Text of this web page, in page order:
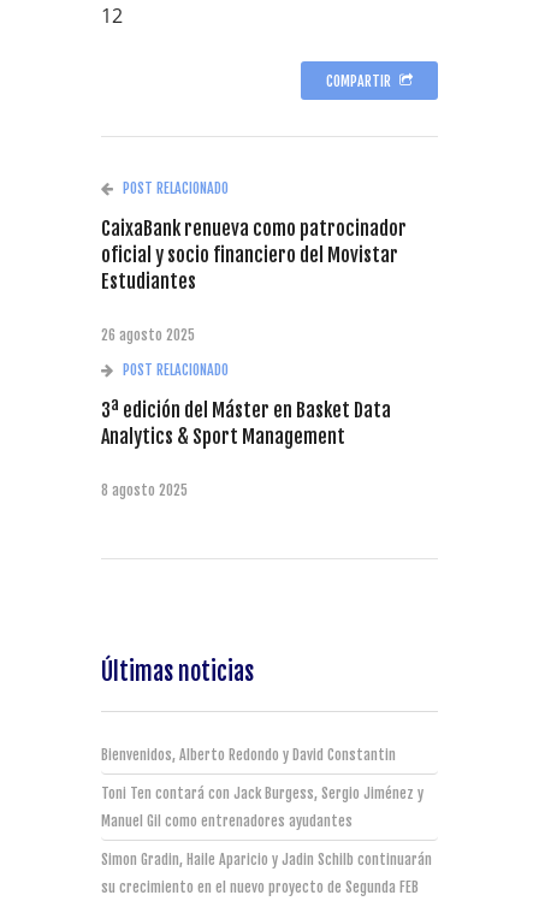
12
COMPARTIR
POST RELACIONADO
CaixaBank renueva como patrocinador
oficial y socio financiero del Movistar
Estudiantes
26 agosto 2025
POST RELACIONADO
3ª edición del Máster en Basket Data
Analytics & Sport Management
8 agosto 2025
Últimas noticias
Bienvenidos, Alberto Redondo y David Constantin
Toni Ten contará con Jack Burgess, Sergio Jiménez y
Manuel Gil como entrenadores ayudantes
Simon Gradin, Haile Aparicio y Jadin Schilb continuarán
su crecimiento en el nuevo proyecto de Segunda FEB